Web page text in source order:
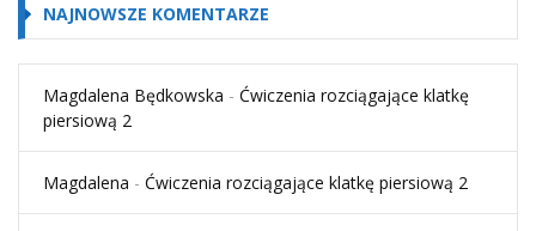
NAJNOWSZE KOMENTARZE
Magdalena Będkowska - Ćwiczenia rozciągające klatkę
piersiową 2
Magdalena - Ćwiczenia rozciągające klatkę piersiową 2